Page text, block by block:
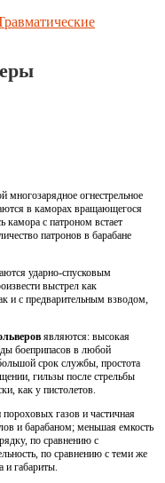
многозарядное огнестрельное
в каморах вращающегося
камора с патроном встает
патронов в барабане
ударно-спусковым
выстрел как
и с предварительным взводом,
являются: высокая
боеприпасов в любой
срок службы, простота
гильзы после стрельбы
как у пистолетов.
газов и частичная
и барабаном; меньшая емкость
по сравнению с
по сравнению с теми же
и габариты.